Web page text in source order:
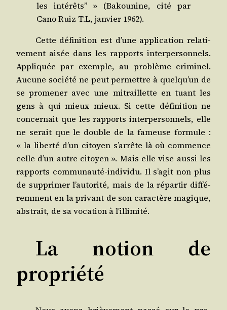
les inté­rêts” » (Bakou­nine, cité par
Cano Ruiz T.L, jan­vier 1962).
Cette défi­ni­tion est d’une appli­ca­tion rela­ti­
ve­ment aisée dans les rap­ports inter­per­son­nels.
Appli­quée par exemple, au pro­blème cri­mi­nel.
Aucune socié­té ne peut per­mettre à quelqu’un de
se pro­me­ner avec une mitraillette en tuant les
gens à qui mieux mieux. Si cette défi­ni­tion ne
concer­nait que les rap­ports inter­per­son­nels, elle
ne serait que le double de la fameuse for­mule :
« la liber­té d’un citoyen s’arrête là où com­mence
celle d’un autre citoyen ». Mais elle vise aus­si les
rap­ports com­mu­nau­té-indi­vi­du. Il s’agit non plus
de sup­pri­mer l’autorité, mais de la répar­tir dif­fé­
rem­ment en la pri­vant de son carac­tère magique,
abs­trait, de sa voca­tion à l’illimité.
La notion de
propriété